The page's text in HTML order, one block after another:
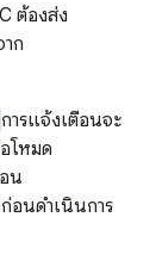
ต้องส่ง
ก
การแจ้งเตือนจะ
โหมด
น
อนดำเนินการ